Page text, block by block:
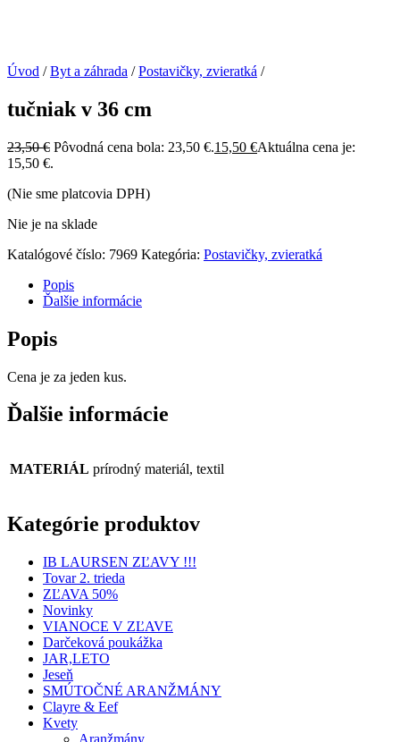
Úvod /Byt a záhrada /Postavičky, zvieratká /
tučniak v 36 cm
23,50€ Pôvodná cena bola: 23,50 €.15,50 €Aktuálna cena je:
15,50 €.
(Nie sme platcovia DPH)
Nie je na sklade
Katalógové číslo: 7969 Kategória: Postavičky, zvieratká
Popis
Ďalšie informácie
Popis
Cena je za jeden kus.
Ďalšie informácie
MATERIÁL prírodný materiál, textil
Kategórie produktov
IB LAURSEN ZĽAVY !!!
Tovar 2. trieda
ZĽAVA 50%
Novinky
VIANOCE V ZĽAVE
Darčeková poukážka
JAR,LETO
Jeseň
SMÚTOČNÉ ARANŽMÁNY
Clayre & Eef
Kvety